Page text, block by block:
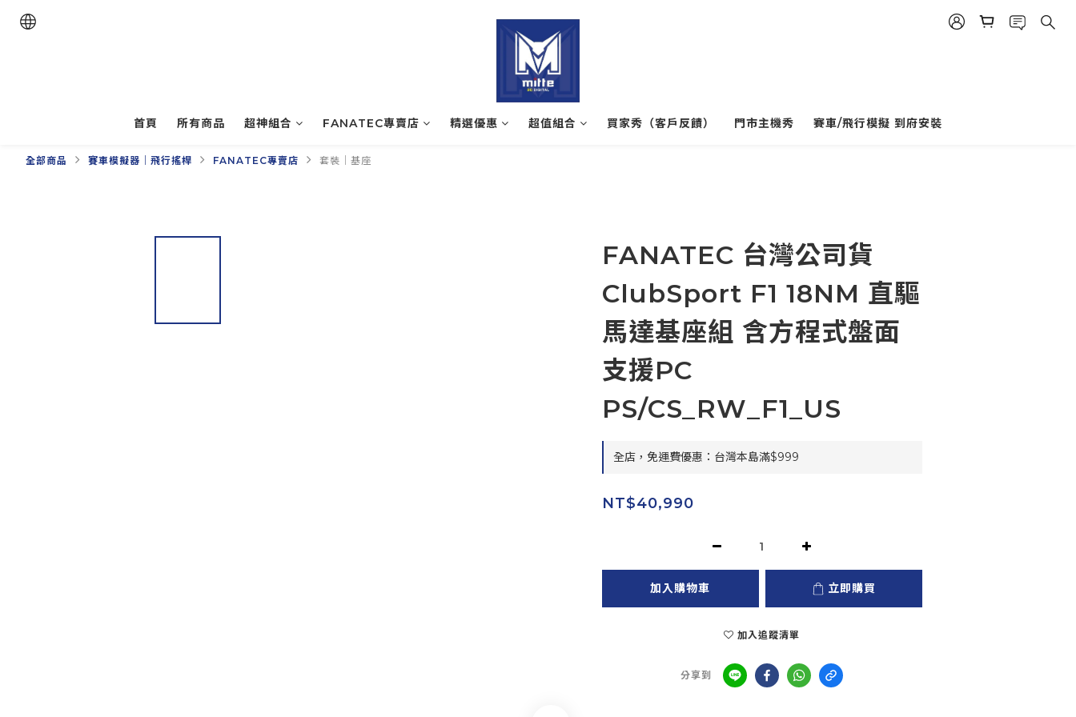
首頁 所有商品 超神組合 FANATEC專賣店 精選優惠 超值組合 買家秀（客戶反饋） 門市主機秀 賽車/飛行模擬 到府安裝
全部商品 賽車模擬器｜飛行搖桿 FANATEC專賣店 套裝｜基座
FANATEC 台灣公司貨
ClubSport F1 18NM 直驅
馬達基座組 含方程式盤面
支援PC
PS/CS_RW_F1_US
全店，免運費優惠：台灣本島滿$999
NT$40,990
加入購物車 立即購買
加入追蹤清單
分享到